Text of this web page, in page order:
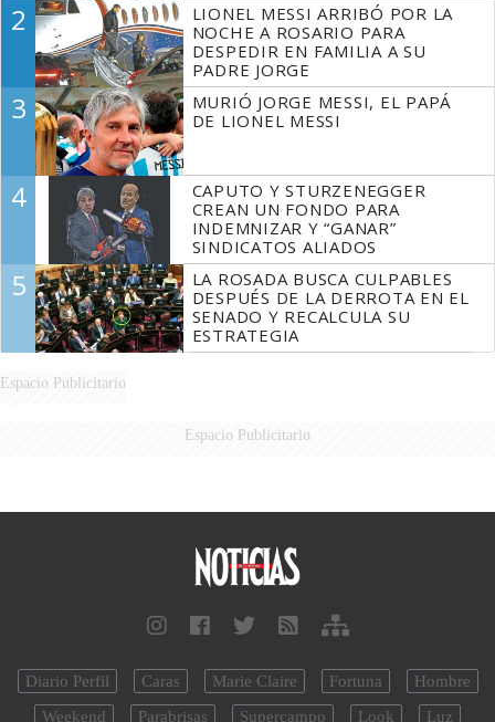
2
LIONEL MESSI ARRIBÓ POR LA
NOCHE A ROSARIO PARA
DESPEDIR EN FAMILIA A SU
PADRE JORGE
3
MURIÓ JORGE MESSI, EL PAPÁ
DE LIONEL MESSI
4
CAPUTO Y STURZENEGGER
CREAN UN FONDO PARA
INDEMNIZAR Y “GANAR”
SINDICATOS ALIADOS
5
LA ROSADA BUSCA CULPABLES
DESPUÉS DE LA DERROTA EN EL
SENADO Y RECALCULA SU
ESTRATEGIA
Espacio Publicitario
Espacio Publicitario
Diario Perfil Caras Marie Claire Fortuna
Hombre
Weekend
Parabrisas Supercampo Look Luz